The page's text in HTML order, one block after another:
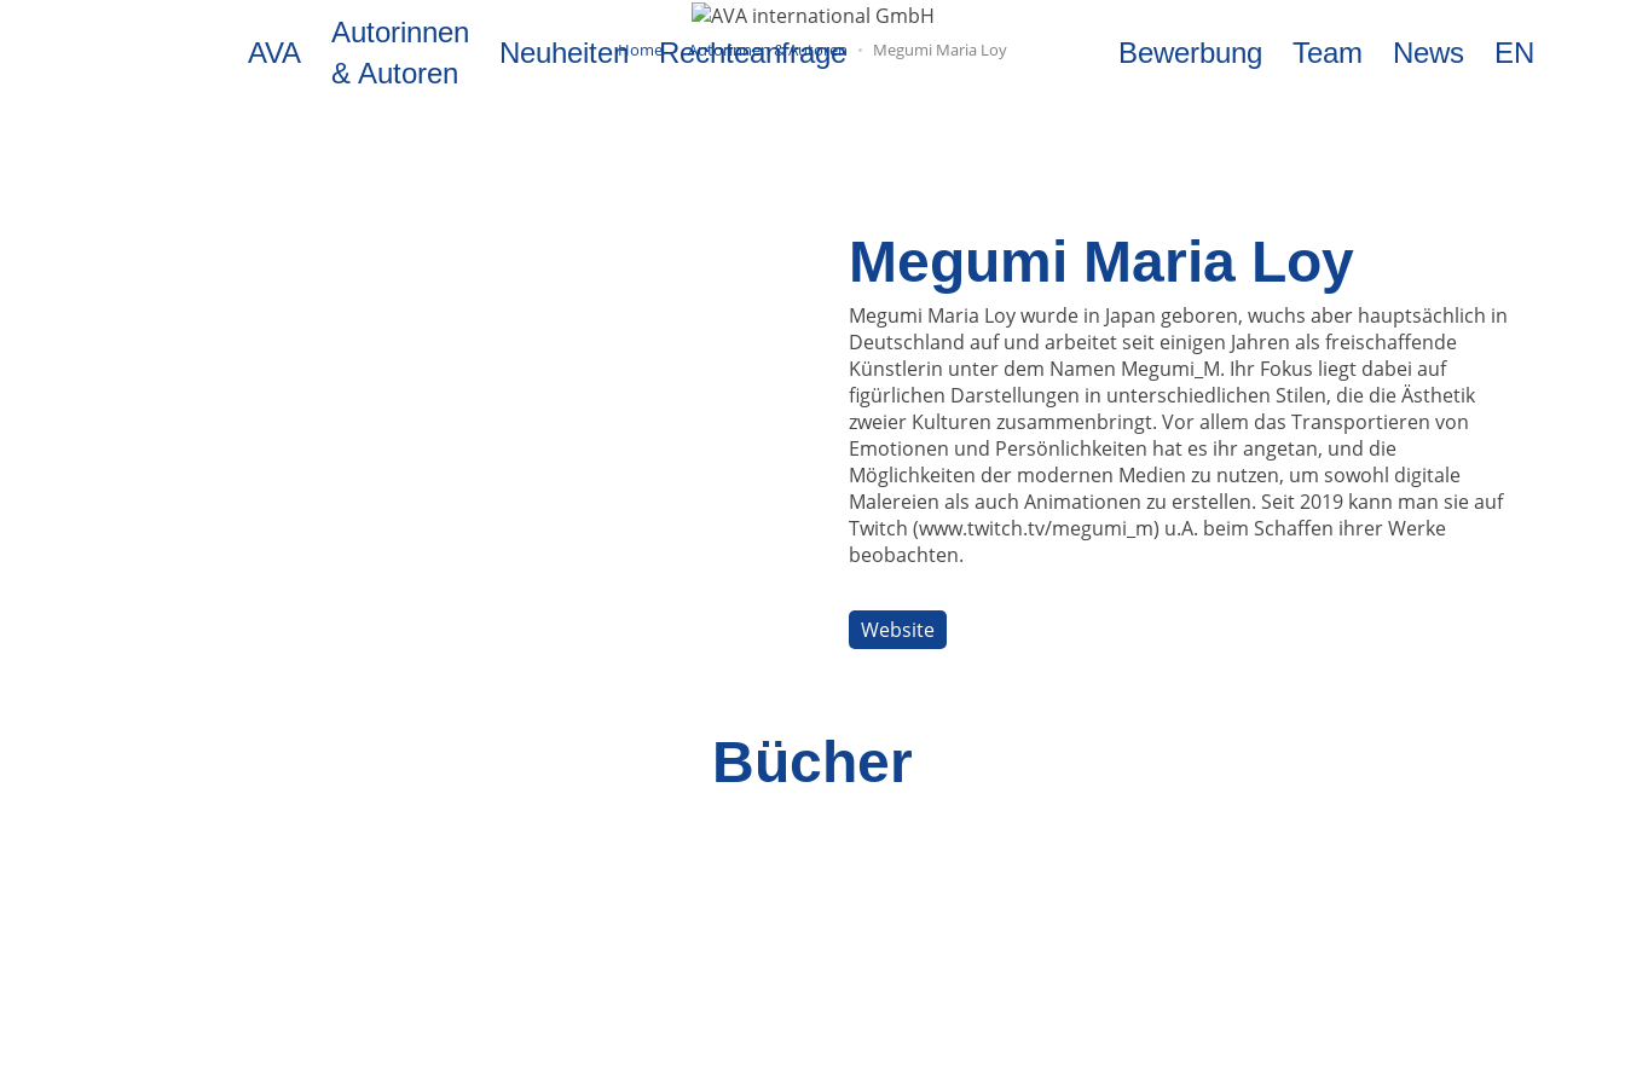
AVA
Autorinnen
& Autoren
Neuheiten Rechteanfrage Bewerbung Team News EN
Home Autorinnen & Autoren Megumi Maria Loy
Megumi Maria Loy
Megumi Maria Loy wurde in Japan geboren, wuchs aber hauptsächlich in
Deutschland auf und arbeitet seit einigen Jahren als freischaffende
Künstlerin unter dem Namen Megumi_M. Ihr Fokus liegt dabei auf
figürlichen Darstellungen in unterschiedlichen Stilen, die die Ästhetik
zweier Kulturen zusammenbringt. Vor allem das Transportieren von
Emotionen und Persönlichkeiten hat es ihr angetan, und die
Möglichkeiten der modernen Medien zu nutzen, um sowohl digitale
Malereien als auch Animationen zu erstellen. Seit 2019 kann man sie auf
Twitch (www.twitch.tv/megumi_m) u.A. beim Schaffen ihrer Werke
beobachten.
Website
Bücher